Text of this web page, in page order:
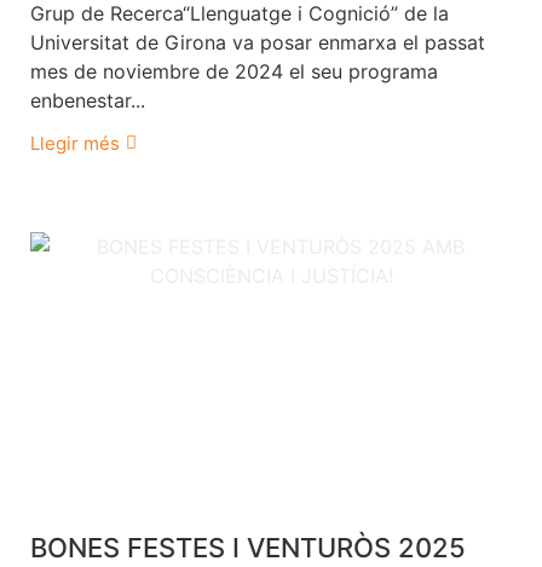
Grup de Recerca“Llenguatge i Cognició” de la
Universitat de Girona va posar enmarxa el passat
mes de noviembre de 2024 el seu programa
enbenestar...
Llegir més
BONES FESTES I VENTURÒS 2025